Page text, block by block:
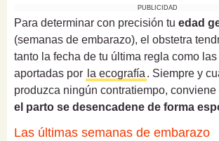
PUBLICIDAD
Para determinar con precisión tu edad
(semanas de embarazo), el obstetra
tanto la fecha de tu última regla como
aportadas por la ecografía . Siempre y
produzca ningún contratiempo, conviene
el parto se desencadene de forma
Las últimas semanas de embarazo